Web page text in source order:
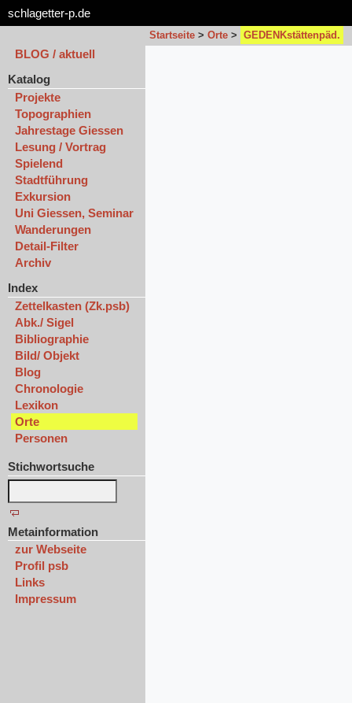
schlagetter-p.de
Startseite > Orte > GEDENKstättenpäd.
BLOG / aktuell
Katalog
Projekte
Topographien
Jahrestage Giessen
Lesung / Vortrag
Spielend
Stadtführung
Exkursion
Uni Giessen, Seminar
Wanderungen
Detail-Filter
Archiv
Index
Zettelkasten (Zk.psb)
Abk./ Sigel
Bibliographie
Bild/ Objekt
Blog
Chronologie
Lexikon
Orte
Personen
Stichwortsuche
Metainformation
zur Webseite
Profil psb
Links
Impressum